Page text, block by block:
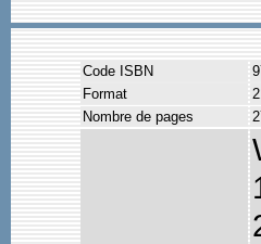
Code ISBN
Format
Nombre de pages